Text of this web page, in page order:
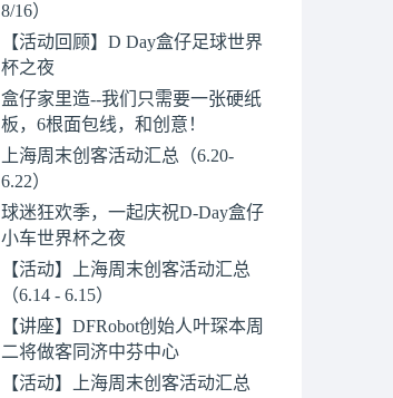
8/16）
【活动回顾】D Day盒仔足球世界
杯之夜
盒仔家里造--我们只需要一张硬纸
板，6根面包线，和创意！
上海周末创客活动汇总（6.20-
6.22）
球迷狂欢季，一起庆祝D-Day盒仔
小车世界杯之夜
【活动】上海周末创客活动汇总
（6.14 - 6.15）
【讲座】DFRobot创始人叶琛本周
二将做客同济中芬中心
【活动】上海周末创客活动汇总